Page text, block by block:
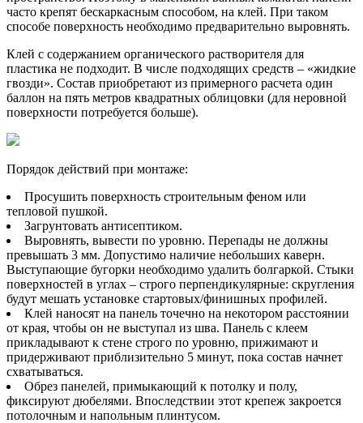
часто крепят бескаркасным способом, на клей. При таком
способе поверхность необходимо предварительно выровнять.
Клей с содержанием органического растворителя для
пластика не подходит. В числе подходящих средств – «жидкие
гвозди». Состав приобретают из примерного расчета один
баллон на пять метров квадратных облицовки (для неровной
поверхности потребуется больше).
Порядок действий при монтаже:
Просушить поверхность строительным феном или
тепловой пушкой.
Загрунтовать антисептиком.
Выровнять, вывести по уровню. Перепады не должны
превышать 3 мм. Допустимо наличие небольших каверн.
Выступающие бугорки необходимо удалить болгаркой. Стыки
поверхностей в углах – строго перпендикулярные: скругления
будут мешать установке стартовых/финишных профилей.
Клей наносят на панель точечно на некотором расстоянии
от края, чтобы он не выступал из шва. Панель с клеем
прикладывают к стене строго по уровню, прижимают и
придерживают приблизительно 5 минут, пока состав начнет
схватываться.
Обрез панелей, примыкающий к потолку и полу,
фиксируют дюбелями. Впоследствии этот крепеж закроется
потолочным и напольным плинтусом.